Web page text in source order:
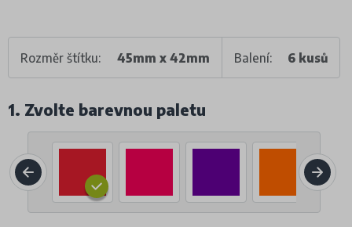
Rozměr štítku: 45mm x 42mm Balení: 6 kusů
1. Zvolte barevnou paletu